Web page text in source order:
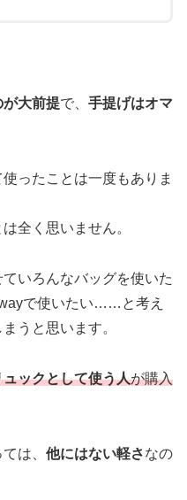
が大前提で、 手提げはオマ
ったことは一度もありま
全く思いません。
いろんなバッグを使いた
で使いたい……と考え
うと思います。
ックとして使う人が購入
は、 他にはない軽さなの